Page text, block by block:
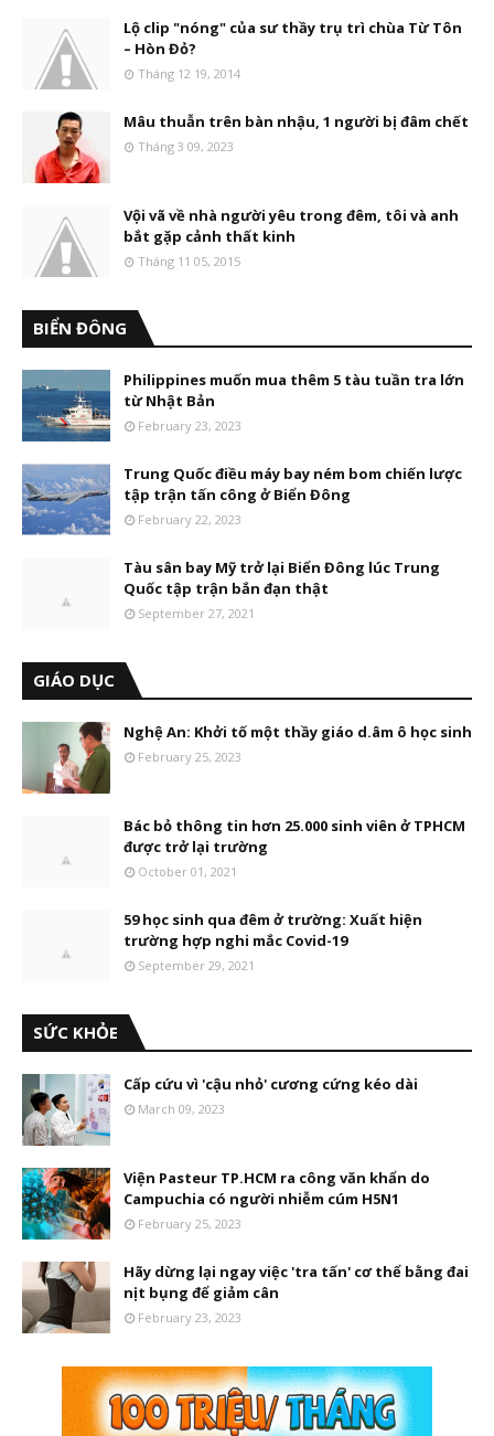
Lộ clip "nóng" của sư thầy trụ trì chùa Từ Tôn
– Hòn Đỏ?
Tháng 12 19, 2014
Mâu thuẫn trên bàn nhậu, 1 người bị đâm chết
Tháng 3 09, 2023
Vội vã về nhà người yêu trong đêm, tôi và anh
bắt gặp cảnh thất kinh
Tháng 11 05, 2015
BIỂN ĐÔNG
Philippines muốn mua thêm 5 tàu tuần tra lớn
từ Nhật Bản
February 23, 2023
Trung Quốc điều máy bay ném bom chiến lược
tập trận tấn công ở Biển Đông
February 22, 2023
Tàu sân bay Mỹ trở lại Biển Đông lúc Trung
Quốc tập trận bắn đạn thật
September 27, 2021
GIÁO DỤC
Nghệ An: Khởi tố một thầy giáo d.âm ô học sinh
February 25, 2023
Bác bỏ thông tin hơn 25.000 sinh viên ở TPHCM
được trở lại trường
October 01, 2021
59 học sinh qua đêm ở trường: Xuất hiện
trường hợp nghi mắc Covid-19
September 29, 2021
SỨC KHỎE
Cấp cứu vì 'cậu nhỏ' cương cứng kéo dài
March 09, 2023
Viện Pasteur TP.HCM ra công văn khẩn do
Campuchia có người nhiễm cúm H5N1
February 25, 2023
Hãy dừng lại ngay việc 'tra tấn' cơ thể bằng đai
nịt bụng để giảm cân
February 23, 2023